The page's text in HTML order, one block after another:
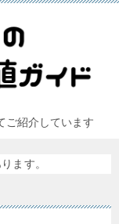
ご紹介しています
ます。